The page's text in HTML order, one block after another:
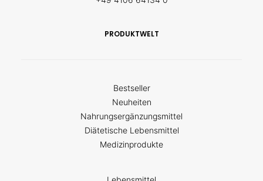
PRODUKTWELT
Bestseller
Neuheiten
Nahrungsergänzungsmittel
Diätetische Lebensmittel
Medizinprodukte